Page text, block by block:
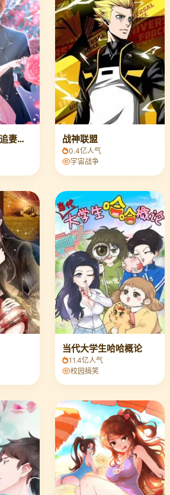
婚情荡漾：陆少追妻请排队 战神联盟
0.4亿人气
宇宙战争
当代大学生哈哈概论
11.4亿人气
校园搞笑